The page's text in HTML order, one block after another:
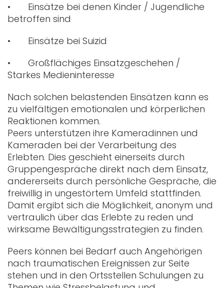
• Einsätze bei denen Kinder / Jugendliche
betroffen sind
• Einsätze bei Suizid
• Großflächiges Einsatzgeschehen /
Starkes Medieninteresse
Nach solchen belastenden Einsätzen kann es
zu vielfältigen emotionalen und körperlichen
Reaktionen kommen.
Peers unterstützen ihre Kameradinnen und
Kameraden bei der Verarbeitung des
Erlebten. Dies geschieht einerseits durch
Gruppengespräche direkt nach dem Einsatz,
andererseits durch persönliche Gespräche, die
freiwillig in ungestörtem Umfeld stattfinden.
Damit ergibt sich die Möglichkeit, anonym und
vertraulich über das Erlebte zu reden und
wirksame Bewältigungsstrategien zu finden.
Peers können bei Bedarf auch Angehörigen
nach traumatischen Ereignissen zur Seite
stehen und in den Ortsstellen Schulungen zu